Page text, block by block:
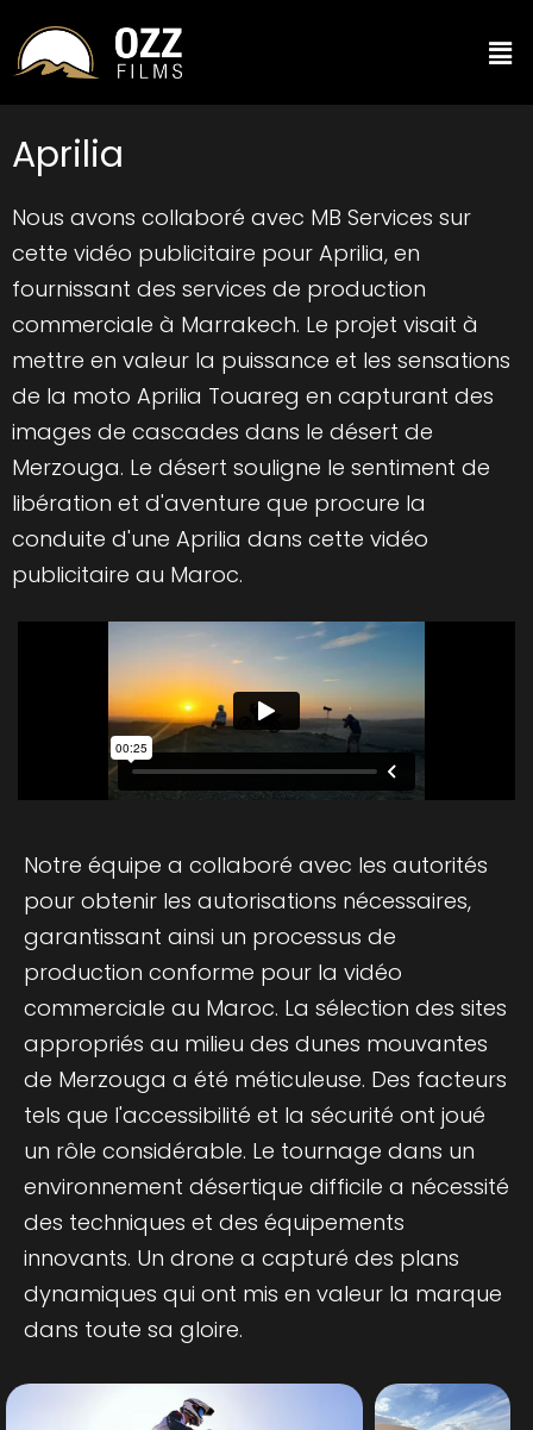
Aprilia
Nous avons collaboré avec MB Services sur
cette vidéo publicitaire pour Aprilia, en
fournissant des services de production
commerciale à Marrakech. Le projet visait à
mettre en valeur la puissance et les sensations
de la moto Aprilia Touareg en capturant des
images de cascades dans le désert de
Merzouga. Le désert souligne le sentiment de
libération et d'aventure que procure la
conduite d'une Aprilia dans cette vidéo
publicitaire au Maroc.
Notre équipe a collaboré avec les autorités
pour obtenir les autorisations nécessaires,
garantissant ainsi un processus de
production conforme pour la vidéo
commerciale au Maroc. La sélection des sites
appropriés au milieu des dunes mouvantes
de Merzouga a été méticuleuse. Des facteurs
tels que l'accessibilité et la sécurité ont joué
un rôle considérable. Le tournage dans un
environnement désertique difficile a nécessité
des techniques et des équipements
innovants. Un drone a capturé des plans
dynamiques qui ont mis en valeur la marque
dans toute sa gloire.